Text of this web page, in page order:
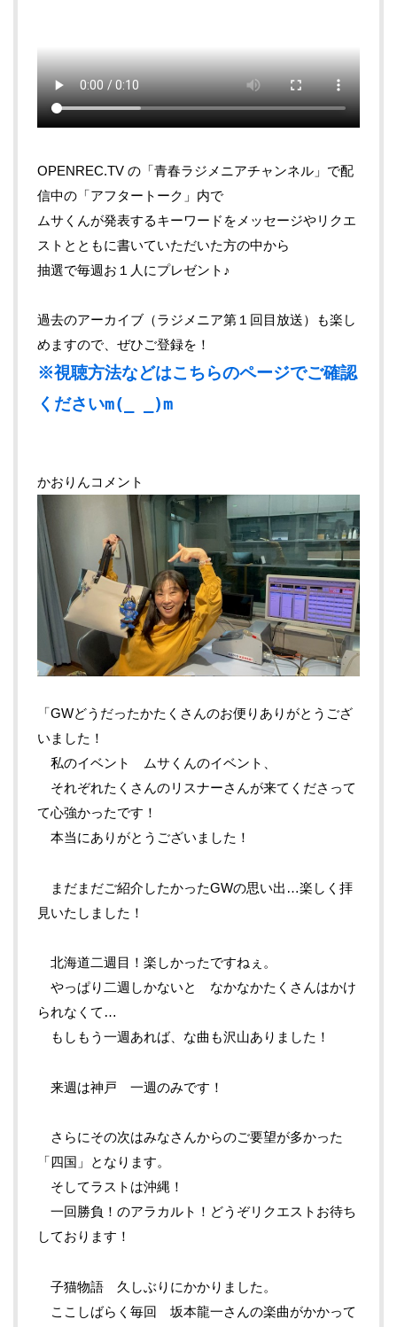
OPENREC.TV の「青春ラジメニアチャンネル」で配
信中の「アフタートーク」内で
ムサくんが発表するキーワードをメッセージやリクエ
ストとともに書いていただいた方の中から
抽選で毎週お１人にプレゼント♪
過去のアーカイブ（ラジメニア第１回目放送）も楽し
めますので、ぜひご登録を！
※視聴方法などはこちらのページでご確認
くださいm(_ _)m
かおりんコメント
「GWどうだったかたくさんのお便りありがとうござ
いました！
私のイベント ムサくんのイベント、
それぞれたくさんのリスナーさんが来てくださって
て心強かったです！
本当にありがとうございました！
まだまだご紹介したかったGWの思い出…楽しく拝
見いたしました！
北海道二週目！楽しかったですねぇ。
やっぱり二週しかないと なかなかたくさんはかけ
られなくて…
もしもう一週あれば、な曲も沢山ありました！
来週は神戸 一週のみです！
さらにその次はみなさんからのご要望が多かった
「四国」となります。
そしてラストは沖縄！
一回勝負！のアラカルト！どうぞリクエストお待ち
しております！
子猫物語 久しぶりにかかりました。
ここしばらく毎回 坂本龍一さんの楽曲がかかって